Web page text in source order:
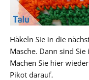
Häkeln Sie in die
Masche. Dann sind
Machen Sie hier
Pikot darauf.